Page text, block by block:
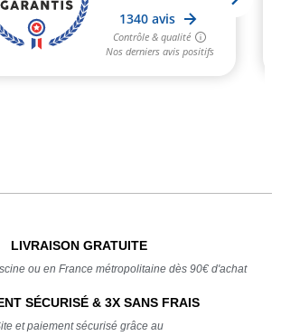
LIVRAISON GRATUITE
ou en France métropolitaine dès 90€ d'achat
SÉCURISÉ & 3X SANS FRAIS
et paiement sécurisé grâce au